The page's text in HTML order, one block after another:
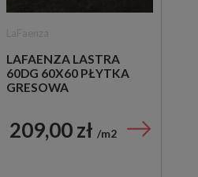
LAFAENZA LASTRA
60DG 60X60 PŁYTKA
GRESOWA
209,00 zł m2